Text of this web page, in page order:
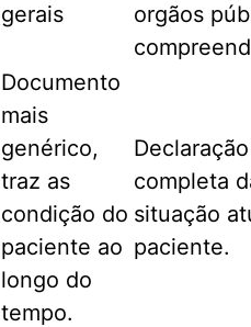
gerais
orgãos
Documento
mais
genérico,
traz as
condição do
paciente ao
longo do
tempo.
Declaração
completa
situação
paciente.